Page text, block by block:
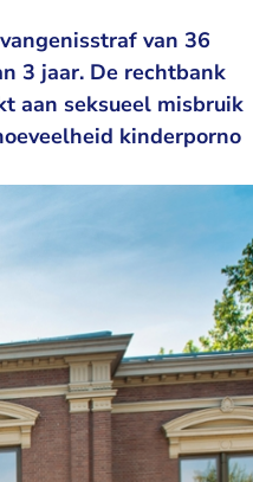
van 36
3 jaar. De rechtbank
aan seksueel misbruik
kinderporno